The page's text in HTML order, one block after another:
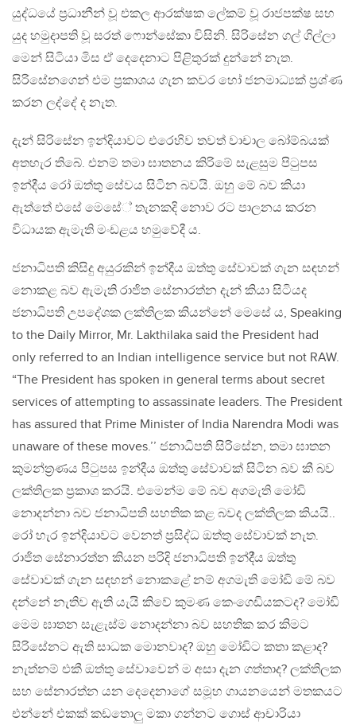
යුද්ධයේ ප්‍රධානීන් වූ එකල ආරක්ෂක ලේකම් වූ රාජපක්ෂ සහ
යුද හමුදාපති වූ සරත් ෆොන්සේකා විසිනි. සිරිසේන ගල් ගිල්ලා
මෙන් සිටියා මිස ඒ දෙදෙනාට පිළිතුරක් දුන්නේ නැත.
සිරිසේනගෙන් එම ප්‍රකාශය ගැන කවර හෝ ජනමාධ්‍යක් ප්‍රශ්ණ
කරන ලද්දේ ද නැත.
දැන් සිරිසේන ඉන්දියාවට එරෙහිව තවත් වාචාල බෝම්බයක්
අතහැර තිබේ. එනම් තමා ඝාතනය කිරිමේ සැළසුම පිටුපස
ඉන්දීය රෝ ඔත්තු සේවය සිටින බවයි. ඔහු මේ බව කියා
ඇත්තේ එසේ මෙසේ් තැනකදි නොව රට පාලනය කරන
විධායක ඇමැති මංඩළය හමුවේදී ය.
ජනාධිපති කිසිදු අයුරකින් ඉන්දීය ඔත්තු සේවාවක් ගැන සඳහන්
නොකළ බව ඇමැති රාජිත සේනාරත්න දැන් කියා සිටියද
ජනාධිපති උපදේශක ලක්තිලක කියන්නේ මෙසේ ය, Speaking
to the Daily Mirror, Mr. Lakthilaka said the President had
only referred to an Indian intelligence service but not RAW.
“The President has spoken in general terms about secret
services of attempting to assassinate leaders. The President
has assured that Prime Minister of India Narendra Modi was
unaware of these moves.’’ ජනාධිපති සිරිසේන, තමා ඝාතන
කුමන්ත්‍රණය පිටුපස ඉන්දීය ඔත්තු සේවාවක් සිටින බව කී බව
ලක්තිලක ප්‍රකාශ කරයි. එමෙන්ම මේ බව අගමැති මෝඩි
නොදන්නා බව ජනාධිපති සහතික කළ බවද ලක්තිලක කියයි..
රෝ හැර ඉන්දියාවට වෙනත් ප්‍රසිද්ධ ඔත්තු සේවාවක් නැත.
රාජිත සේනාරත්න කියන පරිදි ජනාධිපති ඉන්දී්‍ය ඔත්තු
සේවාවක් ගැන සඳහන් නොකළේ නම් අගමැති මෝඩි මේ බව
දන්නේ නැතිව ඇති යැයි කිවේ කුමණ කෙංගෙඩියකටද? මෝඩි
මෙම ඝාතන සැළැස්ම නොදන්නා බව සහතික කර කිමට
සිරිසේනට ඇති සාධක මොනවාද? ඔහු මෝඩිට කතා කළාද?
නැත්නම් එකී ඔත්තු සේවාවෙන් ම අසා දැන ගත්තාද? ලක්තිලක
සහ සේනාරත්න යන දෙදෙනාගේ සමූහ ගායනයෙන් මතකයට
එන්නේ එකක් කඩතොලු මකා ගන්නට ගොස් ආචාරියා